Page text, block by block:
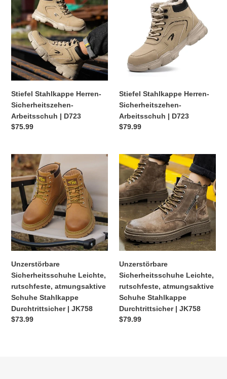
Herren-
Sicherheitszehen-
Arbeitsschuh
|
D723
Stiefel Stahlkappe Herren-
Sicherheitszehen-
Arbeitsschuh | D723
Normaler
$75.99
Sicherheitszehen-
Arbeitsschuh
D723
Stiefel Stahlkappe Herren-
Sicherheitszehen-
Arbeitsschuh | D723
Normaler
$79.99
Unzerstörbare
Sicherheitsschuhe
Leichte,
rutschfeste,
atmungsaktive
Schuhe
Stahlkappe
Durchtrittsicher
|
Unzerstörbare
Sicherheitsschuhe Leichte,
rutschfeste, atmungsaktive
Schuhe Stahlkappe
Durchtrittsicher | JK758
Normaler
$73.99
Unzerstörbare
Sicherheitsschuhe
Leichte,
rutschfeste,
atmungsaktive
Schuhe
Stahlkappe
Durchtrittsicher
Unzerstörbare
Sicherheitsschuhe Leichte,
rutschfeste, atmungsaktive
Schuhe Stahlkappe
Durchtrittsicher | JK758
Normaler
$79.99